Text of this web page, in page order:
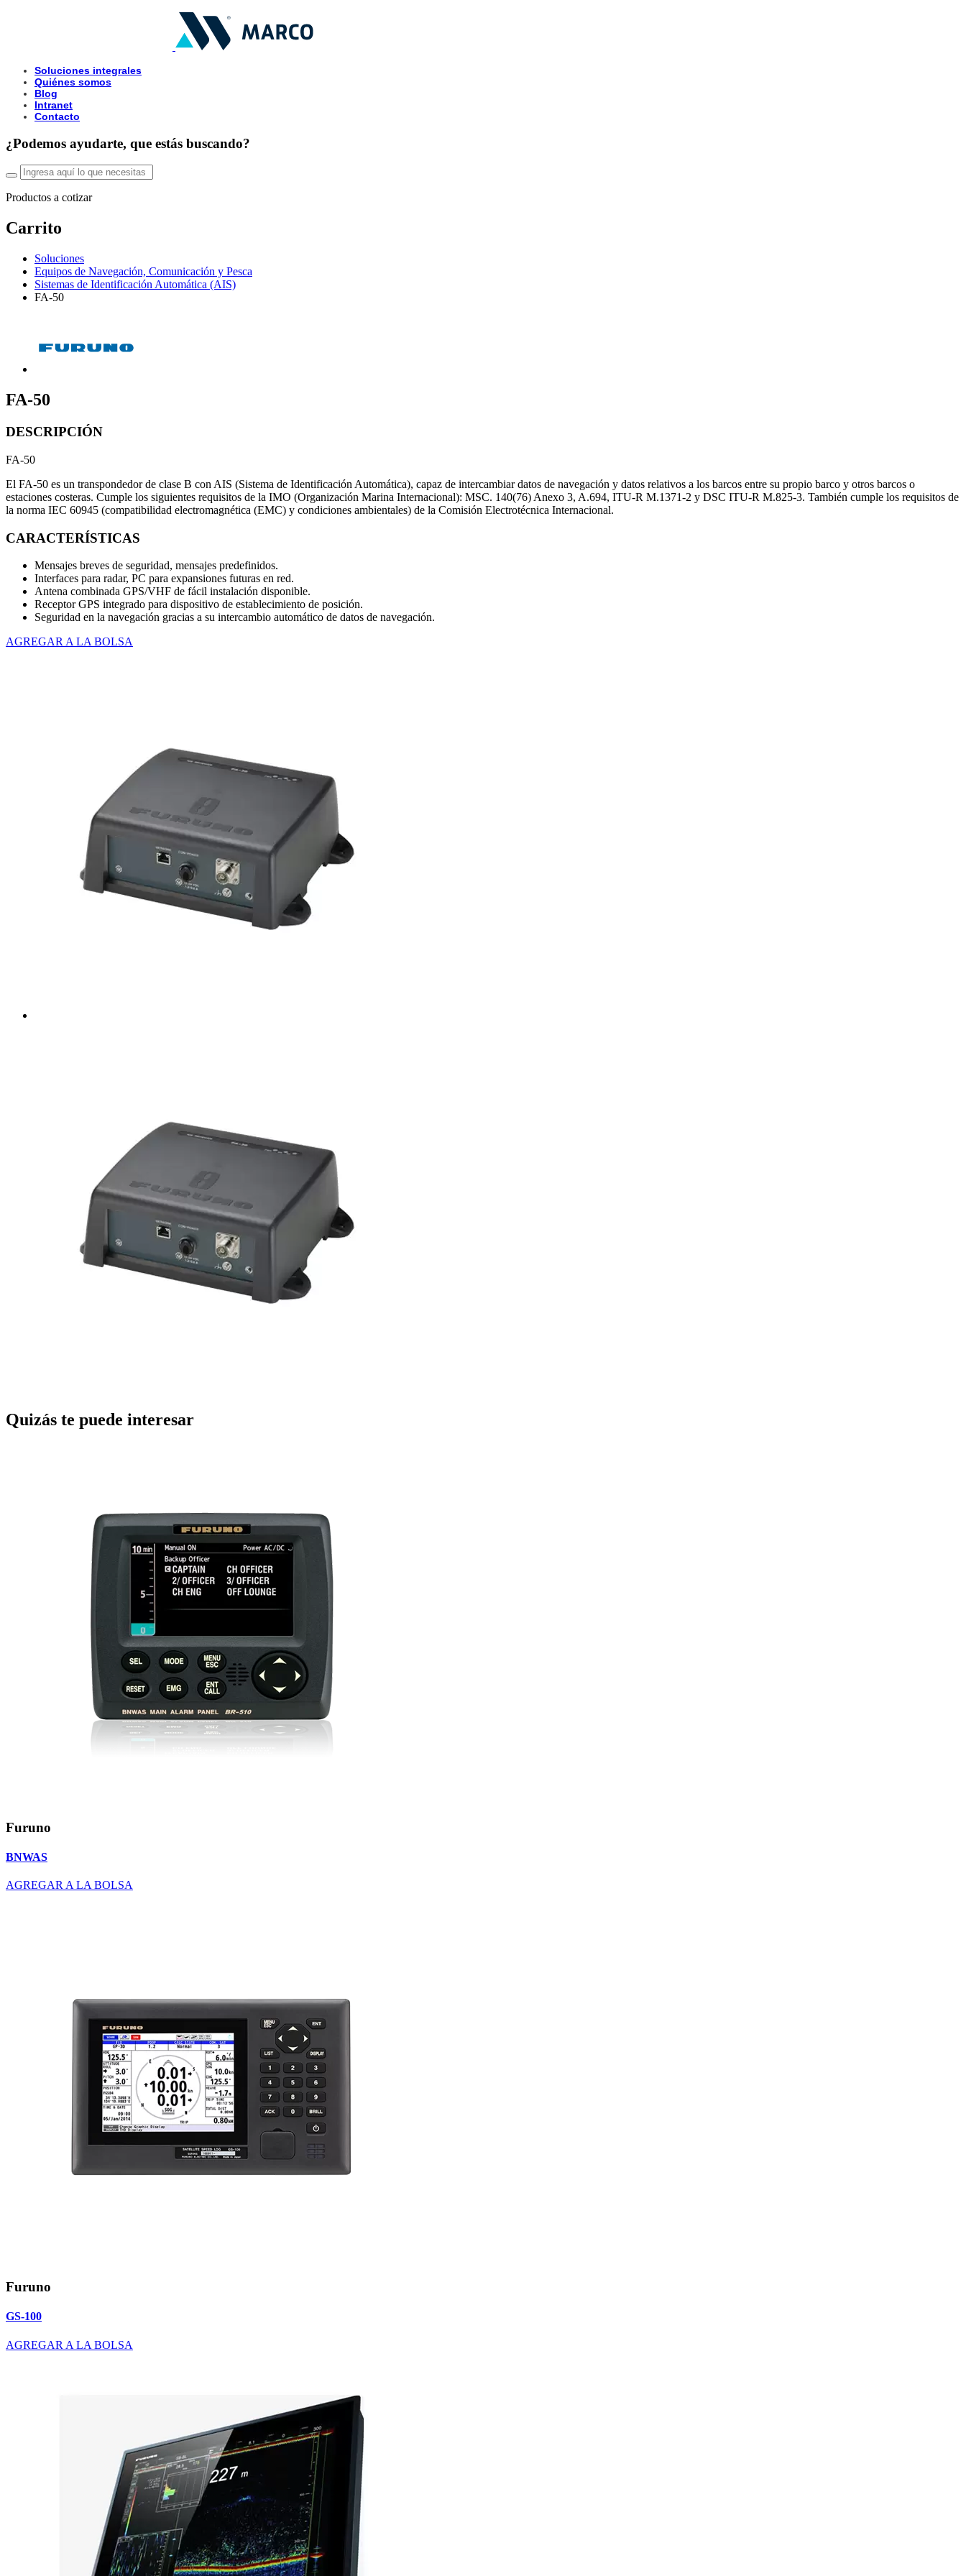
Soluciones integrales
Quiénes somos
Blog
Intranet
Contacto
¿Podemos ayudarte, que estás buscando?
Productos a cotizar
Carrito
Soluciones
Equipos de Navegación, Comunicación y Pesca
Sistemas de Identificación Automática (AIS)
FA-50
FA-50
DESCRIPCIÓN
FA-50
El FA-50 es un transpondedor de clase B con AIS (Sistema de Identificación Automática), capaz de intercambiar datos de navegación y datos relativos a los barcos entre su propio barco y otros barcos o
estaciones costeras. Cumple los siguientes requisitos de la IMO (Organización Marina Internacional): MSC. 140(76) Anexo 3, A.694, ITU-R M.1371-2 y DSC ITU-R M.825-3. También cumple los requisitos de
la norma IEC 60945 (compatibilidad electromagnética (EMC) y condiciones ambientales) de la Comisión Electrotécnica Internacional.
CARACTERÍSTICAS
Mensajes breves de seguridad, mensajes predefinidos.
Interfaces para radar, PC para expansiones futuras en red.
Antena combinada GPS/VHF de fácil instalación disponible.
Receptor GPS integrado para dispositivo de establecimiento de posición.
Seguridad en la navegación gracias a su intercambio automático de datos de navegación.
AGREGAR A LA BOLSA
Quizás te puede interesar
Furuno
BNWAS
AGREGAR A LA BOLSA
Furuno
GS-100
AGREGAR A LA BOLSA